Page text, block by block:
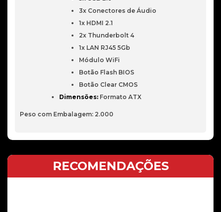
3x Conectores de Áudio
1x HDMI 2.1
2x Thunderbolt 4
1x LAN RJ45 5Gb
Módulo WiFi
Botão Flash BIOS
Botão Clear CMOS
Dimensões: Formato ATX
Peso com Embalagem: 2.000
RECOMENDAÇÕES